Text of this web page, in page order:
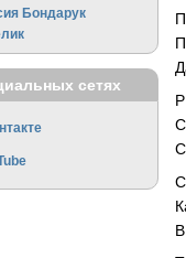
П
Р
С
Бондарук
сетях